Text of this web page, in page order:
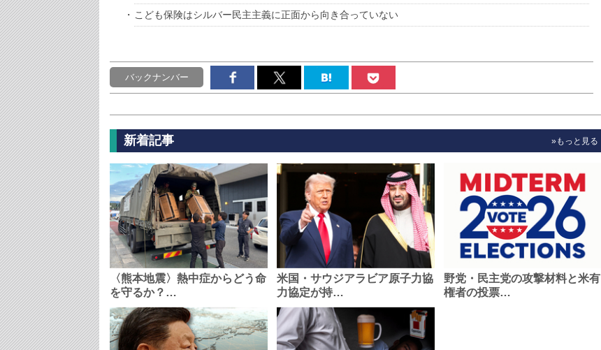
こども保険はシルバー民主主義に正面から向き合っていない
バックナンバー
新着記事 »もっと見る
〈熊本地震〉熱中症からどう命
を守るか？…
米国・サウジアラビア原子力協
力協定が持…
野党・民主党の攻撃材料と米有
権者の投票…